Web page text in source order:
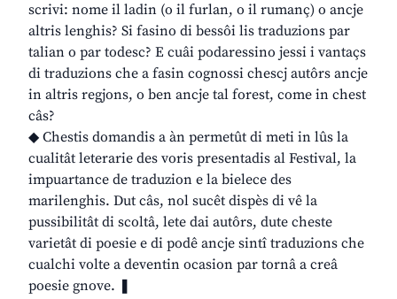
scrivi: nome il ladin (o il furlan, o il rumanç) o ancje
altris lenghis? Si fasino di bessôi lis traduzions par
talian o par todesc? E cuâi podaressino jessi i vantaçs
di traduzions che a fasin cognossi chescj autôrs ancje
in altris regjons, o ben ancje tal forest, come in chest
câs?
◆ Chestis domandis a àn permetût di meti in lûs la
cualitât leterarie des voris presentadis al Festival, la
impuartance de traduzion e la bielece des
marilenghis. Dut câs, nol sucêt dispès di vê la
pussibilitât di scoltâ, lete dai autôrs, dute cheste
varietât di poesie e di podê ancje sintî traduzions che
cualchi volte a deventin ocasion par tornâ a creâ
poesie gnove. ❚